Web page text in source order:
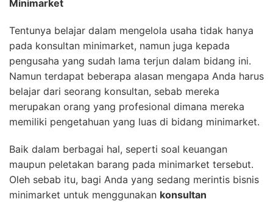
Minimarket
Tentunya belajar dalam mengelola usaha tidak hanya
pada konsultan minimarket, namun juga kepada
pengusaha yang sudah lama terjun dalam bidang ini.
Namun terdapat beberapa alasan mengapa Anda harus
belajar dari seorang konsultan, sebab mereka
merupakan orang yang profesional dimana mereka
memiliki pengetahuan yang luas di bidang minimarket.
Baik dalam berbagai hal, seperti soal keuangan
maupun peletakan barang pada minimarket tersebut.
Oleh sebab itu, bagi Anda yang sedang merintis bisnis
minimarket untuk menggunakan konsultan